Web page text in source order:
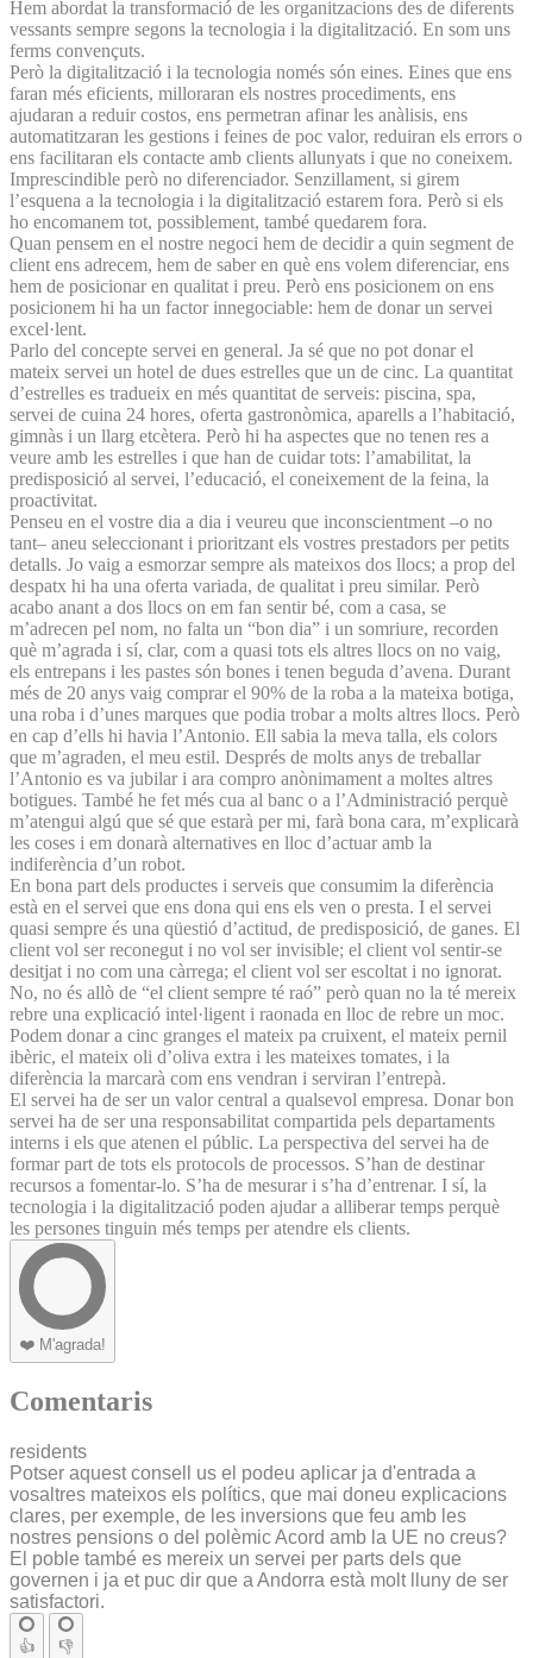
Hem abordat la transformació de les organitzacions des de diferents
vessants sempre segons la tecnologia i la digitalització. En som uns
ferms convençuts.
Però la digitalització i la tecnologia només són eines. Eines que ens
faran més eficients, milloraran els nostres procediments, ens
ajudaran a reduir costos, ens permetran afinar les anàlisis, ens
automatitzaran les gestions i feines de poc valor, reduiran els errors o
ens facilitaran els contacte amb clients allunyats i que no coneixem.
Imprescindible però no diferenciador. Senzillament, si girem
l’esquena a la tecnologia i la digitalització estarem fora. Però si els
ho encomanem tot, possiblement, també quedarem fora.
Quan pensem en el nostre negoci hem de decidir a quin segment de
client ens adrecem, hem de saber en què ens volem diferenciar, ens
hem de posicionar en qualitat i preu. Però ens posicionem on ens
posicionem hi ha un factor innegociable: hem de donar un servei
excel·lent.
Parlo del concepte servei en general. Ja sé que no pot donar el
mateix servei un hotel de dues estrelles que un de cinc. La quantitat
d’estrelles es tradueix en més quantitat de serveis: piscina, spa,
servei de cuina 24 hores, oferta gastronòmica, aparells a l’habitació,
gimnàs i un llarg etcètera. Però hi ha aspectes que no tenen res a
veure amb les estrelles i que han de cuidar tots: l’amabilitat, la
predisposició al servei, l’educació, el coneixement de la feina, la
proactivitat.
Penseu en el vostre dia a dia i veureu que inconscientment –o no
tant– aneu seleccionant i prioritzant els vostres prestadors per petits
detalls. Jo vaig a esmorzar sempre als mateixos dos llocs; a prop del
despatx hi ha una oferta variada, de qualitat i preu similar. Però
acabo anant a dos llocs on em fan sentir bé, com a casa, se
m’adrecen pel nom, no falta un “bon dia” i un somriure, recorden
què m’agrada i sí, clar, com a quasi tots els altres llocs on no vaig,
els entrepans i les pastes són bones i tenen beguda d’avena. Durant
més de 20 anys vaig comprar el 90% de la roba a la mateixa botiga,
una roba i d’unes marques que podia trobar a molts altres llocs. Però
en cap d’ells hi havia l’Antonio. Ell sabia la meva talla, els colors
que m’agraden, el meu estil. Després de molts anys de treballar
l’Antonio es va jubilar i ara compro anònimament a moltes altres
botigues. També he fet més cua al banc o a l’Administració perquè
m’atengui algú que sé que estarà per mi, farà bona cara, m’explicarà
les coses i em donarà alternatives en lloc d’actuar amb la
indiferència d’un robot.
En bona part dels productes i serveis que consumim la diferència
està en el servei que ens dona qui ens els ven o presta. I el servei
quasi sempre és una qüestió d’actitud, de predisposició, de ganes. El
client vol ser reconegut i no vol ser invisible; el client vol sentir-se
desitjat i no com una càrrega; el client vol ser escoltat i no ignorat.
No, no és allò de “el client sempre té raó” però quan no la té mereix
rebre una explicació intel·ligent i raonada en lloc de rebre un moc.
Podem donar a cinc granges el mateix pa cruixent, el mateix pernil
ibèric, el mateix oli d’oliva extra i les mateixes tomates, i la
diferència la marcarà com ens vendran i serviran l’entrepà.
El servei ha de ser un valor central a qualsevol empresa. Donar bon
servei ha de ser una responsabilitat compartida pels departaments
interns i els que atenen el públic. La perspectiva del servei ha de
formar part de tots els protocols de processos. S’han de destinar
recursos a fomentar-lo. S’ha de mesurar i s’ha d’entrenar. I sí, la
tecnologia i la digitalització poden ajudar a alliberar temps perquè
les persones tinguin més temps per atendre els clients.
❤️ M'agrada!
Comentaris
residents
Potser aquest consell us el podeu aplicar ja d'entrada a
vosaltres mateixos els polítics, que mai doneu explicacions
clares, per exemple, de les inversions que feu amb les
nostres pensions o del polèmic Acord amb la UE no creus?
El poble també es mereix un servei per parts dels que
governen i ja et puc dir que a Andorra està molt lluny de ser
satisfactori.
👍 👎